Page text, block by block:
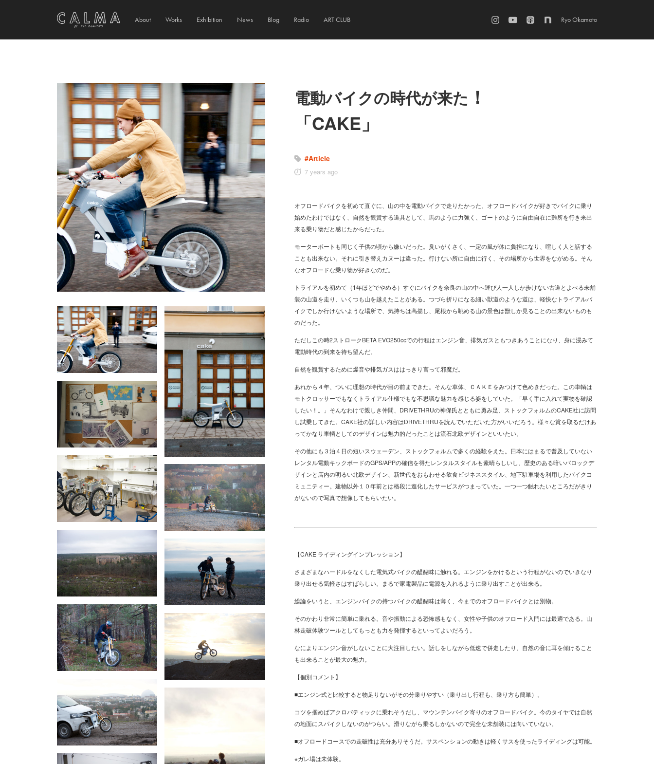
About Works Exhibition News Blog Radio ART CLUB Ryo Okamoto
電動バイクの時代が来た ！
「CAKE」
#Article
7 years ago
オフロードバイクを初めて直ぐに、山の中を電動バイクで走りたかった。オフロードバイクが好きでバイクに乗り
始めたわけではなく、自然を観賞する道具として、馬のように力強く、ゴートのように自由自在に難所を行き来出
来る乗り物だと感じたからだった。
モーターボートも同じく子供の頃から嫌いだった。臭いがくさく、一定の風が体に負担になり、喧しく人と話する
ことも出来ない。それに引き替えカヌーは違った。行けない所に自由に行く、その場所から世界をながめる。そん
なオフロードな乗り物が好きなのだ。
トライアルを初めて（1年ほどでやめる）すぐにバイクを奈良の山の中へ運び人一人しか歩けない古道とよべる未舗
装の山道を走り、いくつも山を越えたことがある。つづら折りになる細い獣道のような道は、軽快なトライアルバ
イクでしか行けないような場所で、気持ちは高揚し、尾根から眺める山の景色は獣しか見ることの出来ないものも
のだった。
ただしこの時2ストロークBETA EVO250ccでの行程はエンジン音、排気ガスともつきあうことになり、身に浸みて
電動時代の到来を待ち望んだ。
自然を観賞するために爆音や排気ガスははっきり言って邪魔だ。
あれから４年、ついに理想の時代が目の前まできた。そんな車体、ＣＡＫＥをみつけて色めきだった。この車輌は
モトクロッサーでもなくトライアル仕様でもな不思議な魅力を感じる姿をしていた。「早く手に入れて実物を確認
したい！。」そんなわけで親しき仲間、DRIVETHRUの神保氏とともに勇み足、ストックフォルムのCAKE社に訪問
し試乗してきた。CAKE社の詳しい内容はDRIVETHRUを読んでいただいた方がいいだろう。様々な賞を取るだけあ
ってかなり車輌としてのデザインは魅力的だったことは流石北欧デザインといいたい。
その他にも３泊４日の短いスウェーデン、ストックフォルムで多くの経験をえた。日本にはまるで普及していない
レンタル電動キックボードのGPS/APPの確信を得たレンタルスタイルも素晴らしいし、歴史のある暗いバロックデ
ザインと店内の明るい北欧デザイン、新世代をおもわせる飲食ビジネススタイル、地下駐車場を利用したバイクコ
ミュニティー。建物以外１０年前とは格段に進化したサービスがつまっていた。一つ一つ触れたいところだがきり
がないので写真で想像してもらいたい。
【CAKE ライディングインプレッション】
さまざまなハードルをなくした電気式バイクの醍醐味に触れる。エンジンをかけるという行程がないのでいきなり
乗り出せる気軽さはすばらしい。まるで家電製品に電源を入れるように乗り出すことが出来る。
総論をいうと、エンジンバイクの持つバイクの醍醐味は薄く、今までのオフロードバイクとは別物。
そのかわり非常に簡単に乗れる。音や振動による恐怖感もなく、女性や子供のオフロード入門には最適である。山
林走破体験ツールとしてもっとも力を発揮するといってよいだろう。
なによりエンジン音がしないことに大注目したい。話しをしながら低速で併走したり、自然の音に耳を傾けること
も出来ることが最大の魅力。
【個別コメント】
■エンジン式と比較すると物足りないがその分乗りやすい（乗り出し行程も、乗り方も簡単）。
コツを掴めばアクロバティックに乗れそうだし、マウンテンバイク寄りのオフロードバイク。今のタイヤでは自然
の地面にスパイクしないのがつらい。滑りながら乗るしかないので完全な未舗装には向いていない。
■オフロードコースでの走破性は充分ありそうだ。サスペンションの動きは軽くサスを使ったライディングは可能。
※ガレ場は未体験。